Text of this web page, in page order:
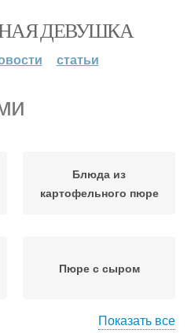
ДЕВУШКА
статьи
Блюда из
картофельного пюре
Пюре с сыром
Показать все